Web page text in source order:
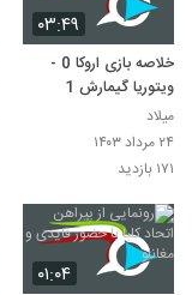
۰۳:۴۹
خلاصه بازی اروکا 0 -
ویتوریا گیمارش 1
میلاد
۲۴ مرداد ۱۴۰۳
۱۷۱ بازدید
۰۱:۰۴